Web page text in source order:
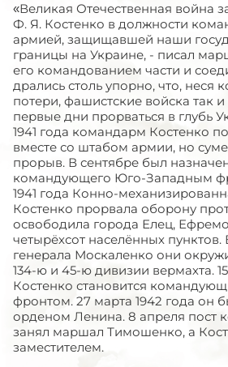
«Великая Отечественная война
Ф. Я. Костенко в должности
армией, защищавшей наши
границы на Украине, - писал
его командованием части и
дрались столь упорно, что, неся
потери, фашистские войска так
первые дни прорваться в глубь
1941 года командарм Костенко
вместе со штабом армии, но
прорыв. В сентябре был
командующего Юго-Западным
1941 года Конно-
Костенко прорвала оборону
освободила города Елец,
четырёхсот населённых пунктов.
генерала Москаленко они
134-ю и 45-ю дивизии вермахта.
Костенко становится
фронтом. 27 марта 1942 года он
орденом Ленина. 8 апреля пост
занял маршал Тимошенко, а
заместителем.